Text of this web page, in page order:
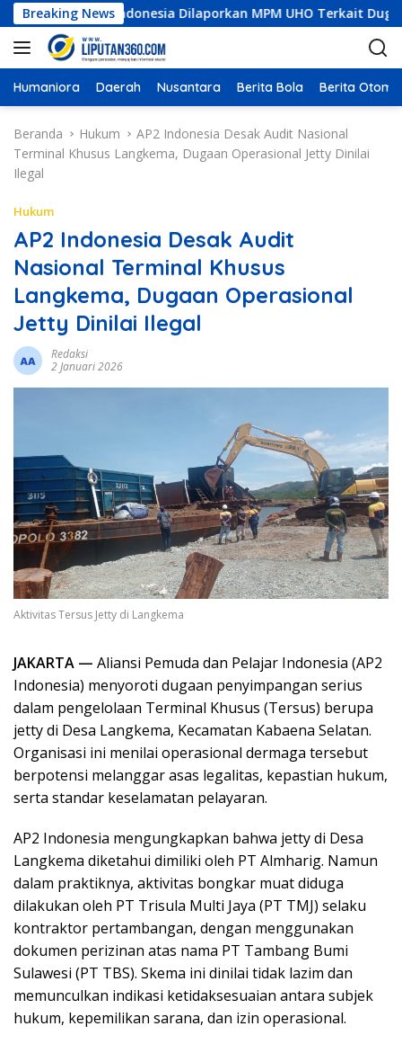
a
g
u
Breaking News
Indonesia Dilaporkan MPM UHO Terkait Dugaan
Humaniora Daerah Nusantara Berita Bola Berita
Beranda Hukum
AP2 Indonesia Desak Audit Nasional
Terminal Khusus Langkema, Dugaan Operasional Jetty Dinilai
Ilegal
Hukum
AP2 Indonesia Desak Audit
Nasional Terminal Khusus
Langkema, Dugaan Operasional
Jetty Dinilai Ilegal
Redaksi
2 Januari 2026
Aktivitas Tersus Jetty di Langkema
JAKARTA — Aliansi Pemuda dan Pelajar Indonesia (AP2
Indonesia) menyoroti dugaan penyimpangan serius
dalam pengelolaan Terminal Khusus (Tersus) berupa
jetty di Desa Langkema, Kecamatan Kabaena Selatan.
Organisasi ini menilai operasional dermaga tersebut
berpotensi melanggar asas legalitas, kepastian hukum,
serta standar keselamatan pelayaran.
AP2 Indonesia mengungkapkan bahwa jetty di Desa
Langkema diketahui dimiliki oleh PT Almharig. Namun
dalam praktiknya, aktivitas bongkar muat diduga
dilakukan oleh PT Trisula Multi Jaya (PT TMJ) selaku
kontraktor pertambangan, dengan menggunakan
dokumen perizinan atas nama PT Tambang Bumi
Sulawesi (PT TBS). Skema ini dinilai tidak lazim dan
memunculkan indikasi ketidaksesuaian antara subjek
hukum, kepemilikan sarana, dan izin operasional.